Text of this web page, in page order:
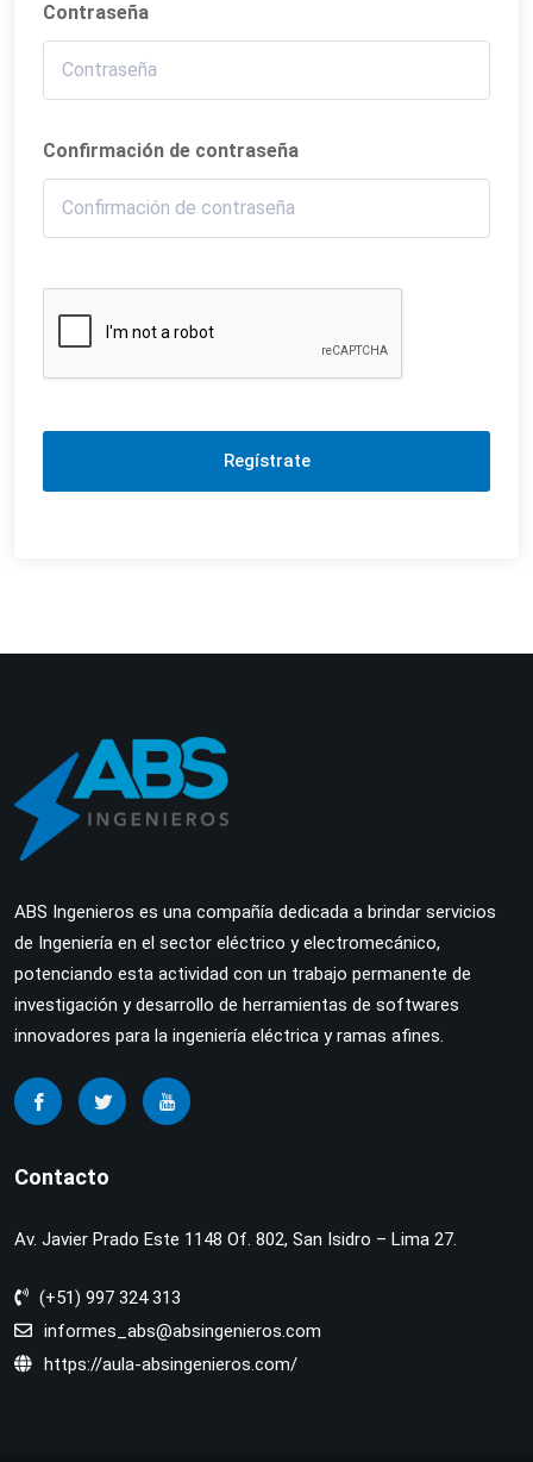
Contraseña
Confirmación de contraseña
Regístrate
ABS Ingenieros es una compañía dedicada a brindar servicios
de Ingeniería en el sector eléctrico y electromecánico,
potenciando esta actividad con un trabajo permanente de
investigación y desarrollo de herramientas de softwares
innovadores para la ingeniería eléctrica y ramas afines.
Contacto
Av. Javier Prado Este 1148 Of. 802, San Isidro – Lima 27.
(+51) 997 324 313
informes_abs@absingenieros.com
https://aula-absingenieros.com/